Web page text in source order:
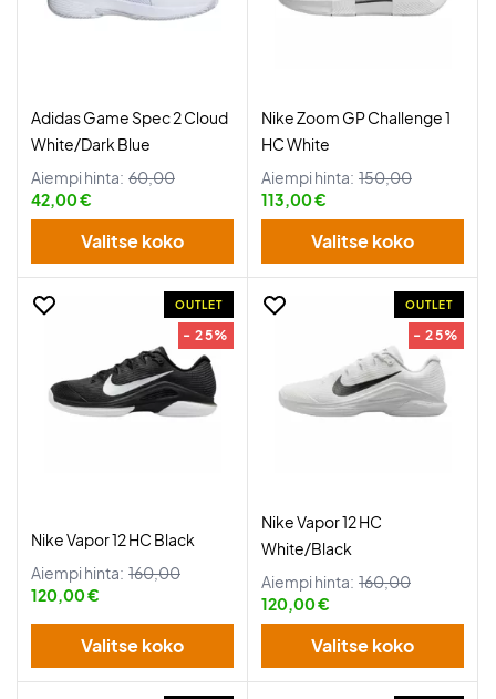
Adidas Game Spec 2 Cloud
White/Dark Blue
Aiempi hinta: 60,00
42,00 €
Valitse koko
Nike Zoom GP Challenge 1
HC White
Aiempi hinta: 150,00
113,00 €
Valitse koko
OUTLET
- 25%
Nike Vapor 12 HC Black
Aiempi hinta: 160,00
120,00 €
Valitse koko
OUTLET
- 25%
Nike Vapor 12 HC
White/Black
Aiempi hinta: 160,00
120,00 €
Valitse koko